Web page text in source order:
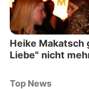
Heike Makatsch
Liebe" nicht
Top News